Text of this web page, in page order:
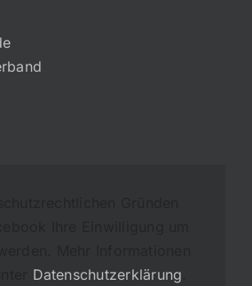
Datenschutzerklärung